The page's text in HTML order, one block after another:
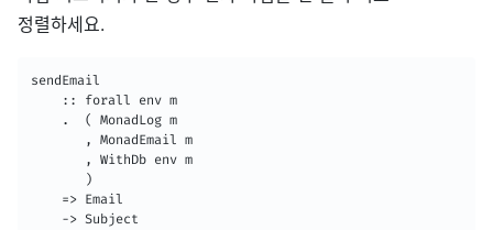
정렬하세요.
sendEmail
    :: forall env m
    .  ( MonadLog m
       , MonadEmail m
       , WithDb env m
       )
    => Email
    -> Subject